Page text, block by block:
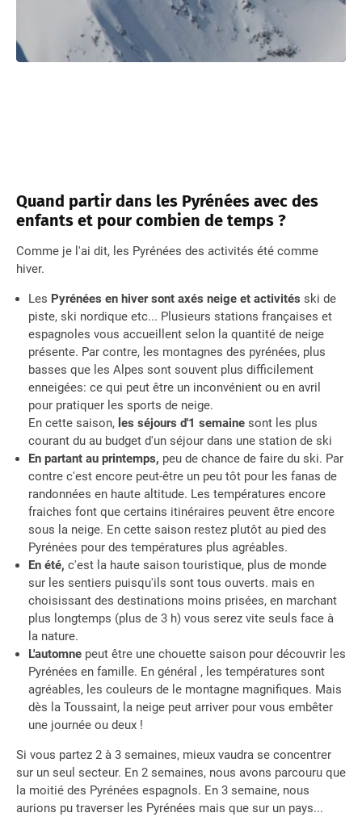
Quand partir dans les Pyrénées avec des
enfants et pour combien de temps ?
Comme je l'ai dit, les Pyrénées des activités été comme
hiver.
Les Pyrénées en hiver sont axés neige et activités ski de
piste, ski nordique etc... Plusieurs stations françaises et
espagnoles vous accueillent selon la quantité de neige
présente. Par contre, les montagnes des pyrénées, plus
basses que les Alpes sont souvent plus difficilement
enneigées: ce qui peut être un inconvénient ou en avril
pour pratiquer les sports de neige.
En cette saison, les séjours d'1 semaine sont les plus
courant du au budget d'un séjour dans une station de ski
En partant au printemps, peu de chance de faire du ski. Par
contre c'est encore peut-être un peu tôt pour les fanas de
randonnées en haute altitude. Les températures encore
fraiches font que certains itinéraires peuvent être encore
sous la neige. En cette saison restez plutôt au pied des
Pyrénées pour des températures plus agréables.
En été, c'est la haute saison touristique, plus de monde
sur les sentiers puisqu'ils sont tous ouverts. mais en
choisissant des destinations moins prisées, en marchant
plus longtemps (plus de 3 h) vous serez vite seuls face à
la nature.
L'automne peut être une chouette saison pour découvrir les
Pyrénées en famille. En général , les températures sont
agréables, les couleurs de le montagne magnifiques. Mais
dès la Toussaint, la neige peut arriver pour vous embêter
une journée ou deux !
Si vous partez 2 à 3 semaines, mieux vaudra se concentrer
sur un seul secteur. En 2 semaines, nous avons parcouru que
la moitié des Pyrénées espagnols. En 3 semaine, nous
aurions pu traverser les Pyrénées mais que sur un pays...